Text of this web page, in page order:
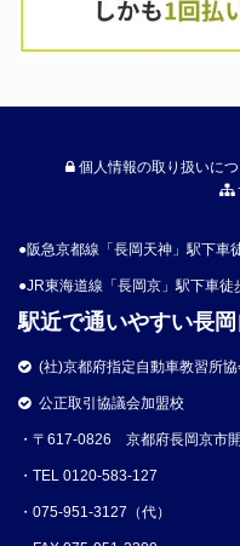
個人情報の取り扱いに
●阪急京都線「長岡天神」駅下車
●JR東海道線「長岡京」駅下車徒
駅近で通いやすい長
(社)京都府指定自動車教習所
公正取引協議会加盟校
・〒617-0826 京都府長岡京市
・TEL 0120-583-127
・075-951-3127（代）